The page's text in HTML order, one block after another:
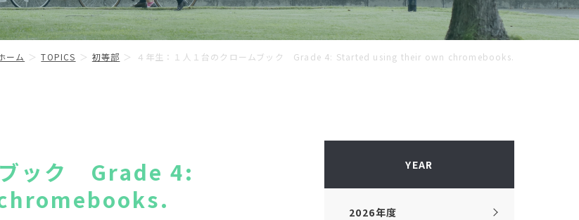
ーム TOPICS 初等部 ４年生：１人１台のクロームブック Grade 4: Started using their own chromebooks.
ブック Grade 4:
YEAR
2026年度